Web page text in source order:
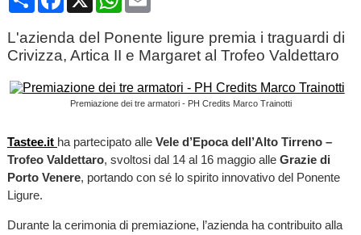
L'azienda del Ponente ligure premia i traguardi di
Crivizza, Artica II e Margaret al Trofeo Valdettaro
Premiazione dei tre armatori - PH Credits Marco Trainotti
Tastee.it ha partecipato alle Vele d’Epoca dell’Alto Tirreno –
Trofeo Valdettaro, svoltosi dal 14 al 16 maggio alle Grazie di
Porto Venere, portando con sé lo spirito innovativo del Ponente
Ligure.
Durante la cerimonia di premiazione, l’azienda ha contribuito alla